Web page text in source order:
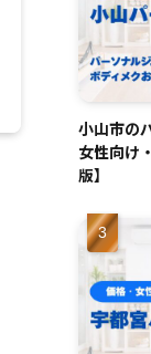
小山市の
女性向け
版】